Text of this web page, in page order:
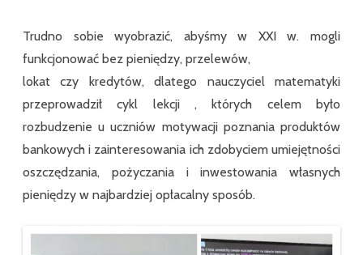
Trudno sobie wyobrazić, abyśmy w XXI w. mogli
funkcjonować bez pieniędzy, przelewów,
lokat czy kredytów, dlatego nauczyciel matematyki
przeprowadził cykl lekcji , których celem było
rozbudzenie u uczniów motywacji poznania produktów
bankowych i zainteresowania ich zdobyciem umiejętności
oszczędzania, pożyczania i inwestowania własnych
pieniędzy w najbardziej opłacalny sposób.